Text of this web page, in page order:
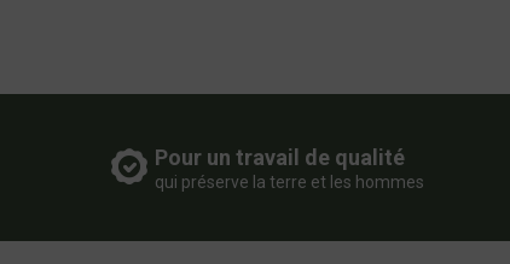
Pour un travail de qualité
qui préserve la terre et les hommes